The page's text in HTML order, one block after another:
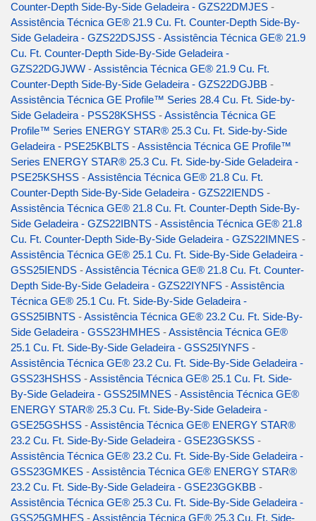
Counter-Depth Side-By-Side Geladeira - GZS22DMJES -
Assistência Técnica GE® 21.9 Cu. Ft. Counter-Depth Side-By-
Side Geladeira - GZS22DSJSS -Assistência Técnica GE® 21.9
Cu. Ft. Counter-Depth Side-By-Side Geladeira -
GZS22DGJWW -Assistência Técnica GE® 21.9 Cu. Ft.
Counter-Depth Side-By-Side Geladeira - GZS22DGJBB -
Assistência Técnica GE Profile™ Series 28.4 Cu. Ft. Side-by-
Side Geladeira - PSS28KSHSS -Assistência Técnica GE
Profile™ Series ENERGY STAR® 25.3 Cu. Ft. Side-by-Side
Geladeira - PSE25KBLTS -Assistência Técnica GE Profile™
Series ENERGY STAR® 25.3 Cu. Ft. Side-by-Side Geladeira -
PSE25KSHSS -Assistência Técnica GE® 21.8 Cu. Ft.
Counter-Depth Side-By-Side Geladeira - GZS22IENDS -
Assistência Técnica GE® 21.8 Cu. Ft. Counter-Depth Side-By-
Side Geladeira - GZS22IBNTS -Assistência Técnica GE® 21.8
Cu. Ft. Counter-Depth Side-By-Side Geladeira - GZS22IMNES -
Assistência Técnica GE® 25.1 Cu. Ft. Side-By-Side Geladeira -
GSS25IENDS -Assistência Técnica GE® 21.8 Cu. Ft. Counter-
Depth Side-By-Side Geladeira - GZS22IYNFS -Assistência
Técnica GE® 25.1 Cu. Ft. Side-By-Side Geladeira -
GSS25IBNTS -Assistência Técnica GE® 23.2 Cu. Ft. Side-By-
Side Geladeira - GSS23HMHES -Assistência Técnica GE®
25.1 Cu. Ft. Side-By-Side Geladeira - GSS25IYNFS -
Assistência Técnica GE® 23.2 Cu. Ft. Side-By-Side Geladeira -
GSS23HSHSS -Assistência Técnica GE® 25.1 Cu. Ft. Side-
By-Side Geladeira - GSS25IMNES -Assistência Técnica GE®
ENERGY STAR® 25.3 Cu. Ft. Side-By-Side Geladeira -
GSE25GSHSS -Assistência Técnica GE® ENERGY STAR®
23.2 Cu. Ft. Side-By-Side Geladeira - GSE23GSKSS -
Assistência Técnica GE® 23.2 Cu. Ft. Side-By-Side Geladeira -
GSS23GMKES -Assistência Técnica GE® ENERGY STAR®
23.2 Cu. Ft. Side-By-Side Geladeira - GSE23GGKBB -
Assistência Técnica GE® 25.3 Cu. Ft. Side-By-Side Geladeira -
GSS25GMHES -Assistência Técnica GE® 25.3 Cu. Ft. Side-